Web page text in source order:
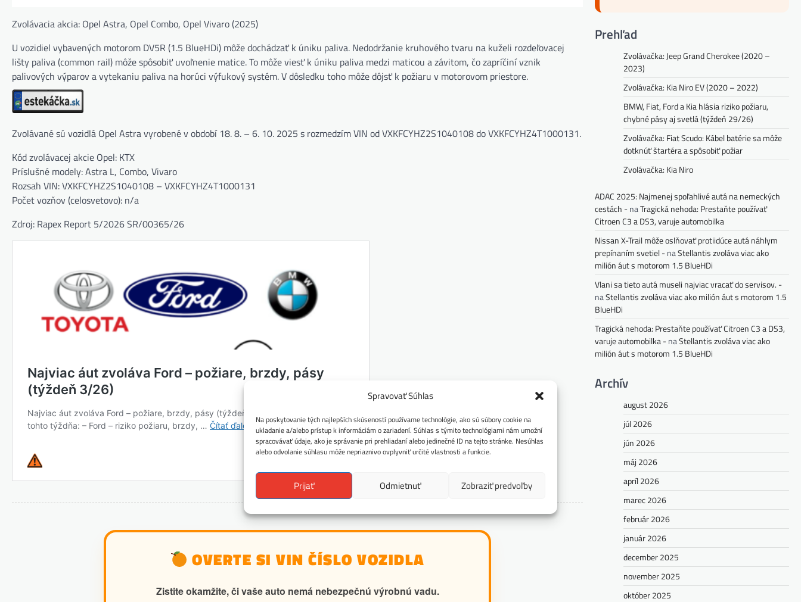
Spravovať Súhlas
Na poskytovanie tých najlepších skúseností používame technológie, ako sú súbory cookie na
ukladanie a/alebo prístup k informáciám o zariadení. Súhlas s týmito technológiami nám umožní
spracovávať údaje, ako je správanie pri prehliadaní alebo jedinečné ID na tejto stránke. Nesúhlas
alebo odvolanie súhlasu môže nepriaznivo ovplyvniť určité vlastnosti a funkcie.
Prijať Odmietnuť Zobraziť predvoľby
Zvolávacia akcia: Opel Astra, Opel Combo, Opel Vivaro (2025)
U vozidiel vybavených motorom DV5R (1.5 BlueHDi) môže dochádzať k úniku paliva. Nedodržanie kruhového tvaru na kuželi rozdeľovacej
lišty paliva (common rail) môže spôsobiť uvoľnenie matice. To môže viesť k úniku paliva medzi maticou a závitom, čo zapríčiní vznik
palivových výparov a vytekaniu paliva na horúci výfukový systém. V dôsledku toho môže dôjsť k požiaru v motorovom priestore.
Zvolávané sú vozidlá Opel Astra vyrobené v období 18. 8. – 6. 10. 2025 s rozmedzím VIN od VXKFCYHZ2S1040108 do VXKFCYHZ4T1000131.
Kód zvolávacej akcie Opel: KTX
Príslušné modely: Astra L, Combo, Vivaro
Rozsah VIN: VXKFCYHZ2S1040108 – VXKFCYHZ4T1000131
Počet vozňov (celosvetovo): n/a
Zdroj: Rapex Report 5/2026 SR/00365/26
OVERTE SI VIN ČÍSLO VOZIDLA
Zistite okamžite, či vaše auto nemá nebezpečnú výrobnú vadu.
Prehľad
Zvolávačka: Jeep Grand Cherokee (2020 –
2023)
Zvolávačka: Kia Niro EV (2020 – 2022)
BMW, Fiat, Ford a Kia hlásia riziko požiaru,
chybné pásy aj svetlá (týždeň 29/26)
Zvolávačka: Fiat Scudo: Kábel batérie sa môže
dotknúť štartéra a spôsobiť požiar
Zvolávačka: Kia Niro
ADAC 2025: Najmenej spoľahlivé autá na nemeckých
cestách -naTragická nehoda: Prestaňte používať
Citroen C3 a DS3, varuje automobilka
Nissan X-Trail môže oslňovať protiidúce autá náhlym
prepínaním svetiel -naStellantis zvoláva viac ako
milión áut s motorom 1.5 BlueHDi
Vlani sa tieto autá museli najviac vracať do servisov. -
naStellantis zvoláva viac ako milión áut s motorom 1.5
BlueHDi
Tragická nehoda: Prestaňte používať Citroen C3 a DS3,
varuje automobilka -naStellantis zvoláva viac ako
milión áut s motorom 1.5 BlueHDi
Archív
august 2026
júl 2026
jún 2026
máj 2026
apríl 2026
marec 2026
február 2026
január 2026
december 2025
november 2025
október 2025